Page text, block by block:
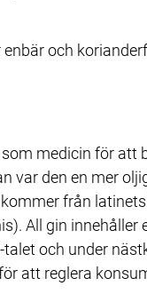
och
medicin för att
var den en mer
från
All gin innehåller
och under
att reglera